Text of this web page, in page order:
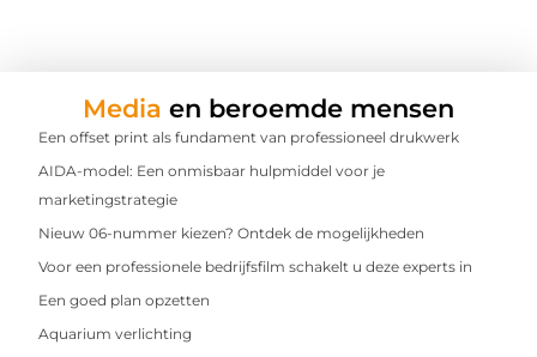
Media en beroemde mensen
Een offset print als fundament van professioneel drukwerk
AIDA-model: Een onmisbaar hulpmiddel voor je
marketingstrategie
Nieuw 06-nummer kiezen? Ontdek de mogelijkheden
Voor een professionele bedrijfsfilm schakelt u deze experts in
Een goed plan opzetten
Aquarium verlichting